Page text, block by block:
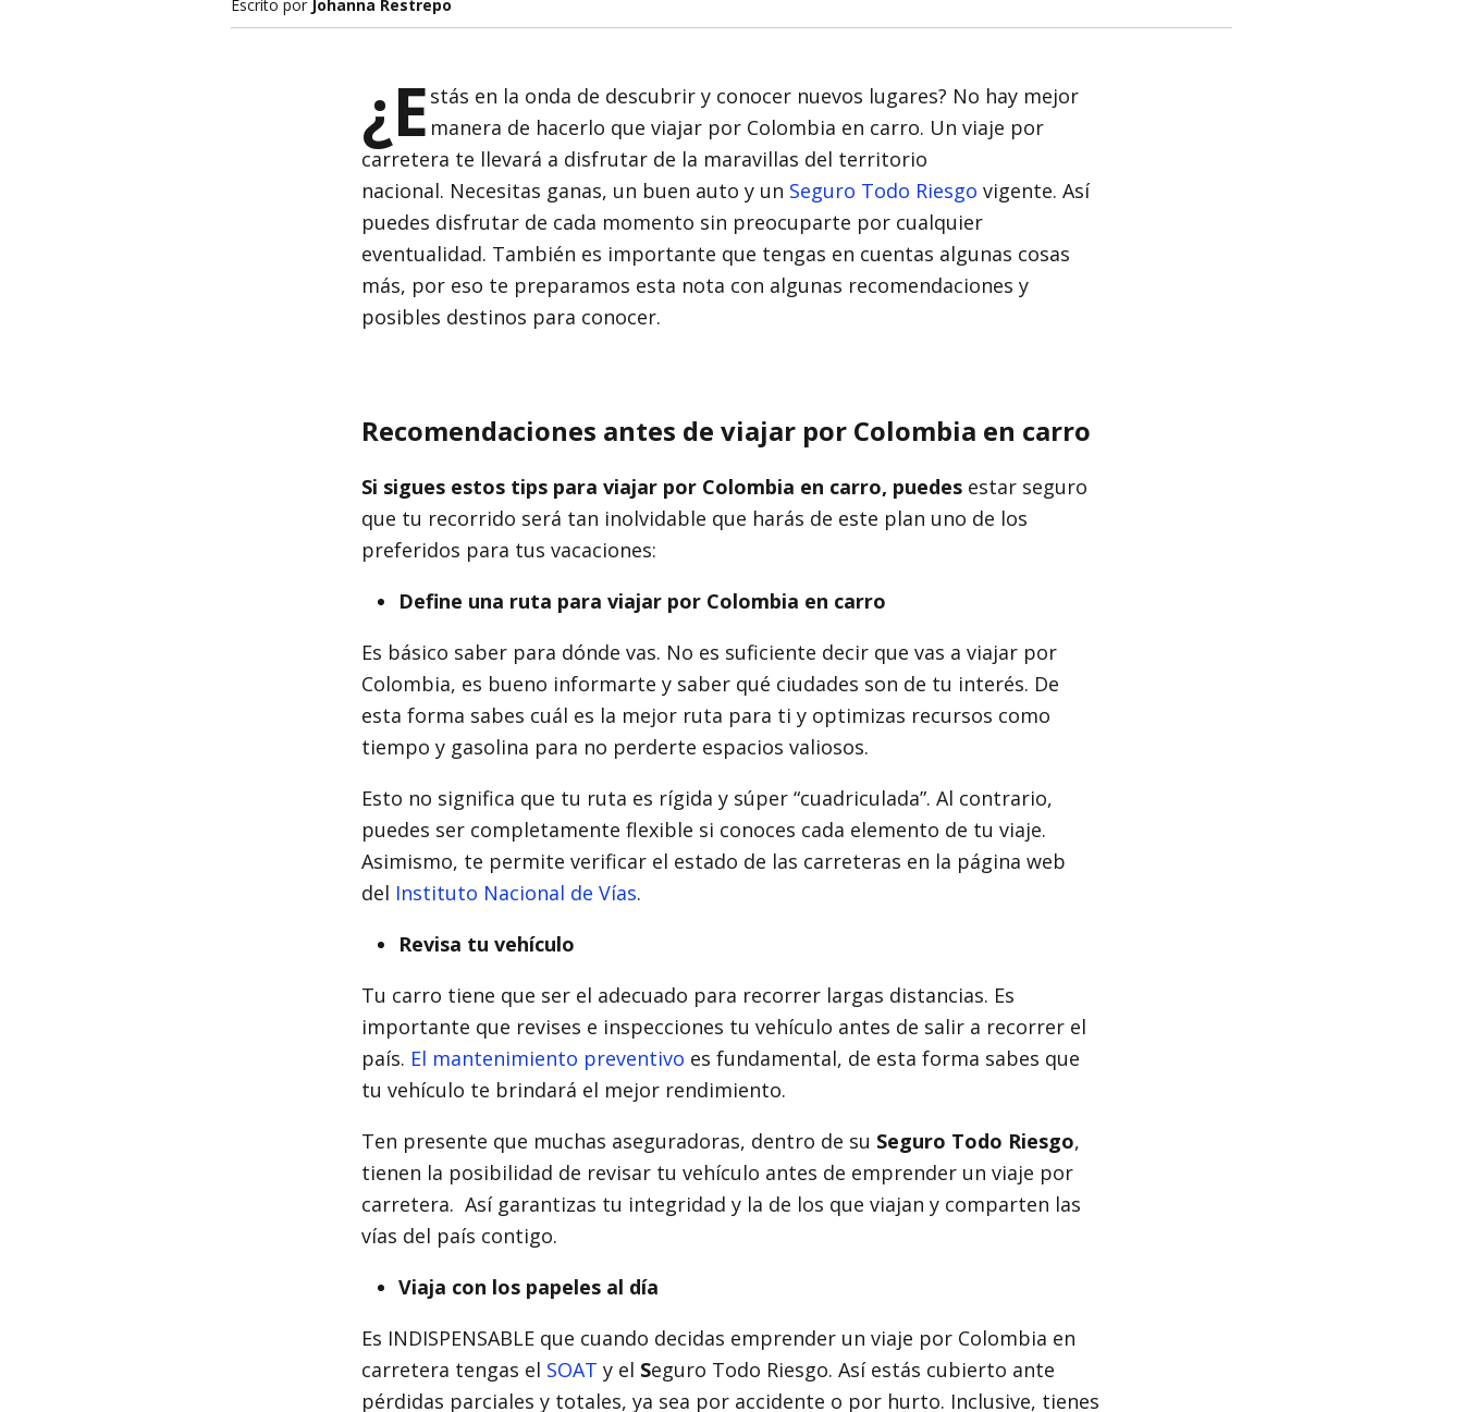
Escrito por Johanna Restrepo
¿E stás en la onda de descubrir y conocer nuevos lugares? No hay mejor
manera de hacerlo que viajar por Colombia en carro. Un viaje por
carretera te llevará a disfrutar de la maravillas del territorio
nacional. Necesitas ganas, un buen auto y un Seguro Todo Riesgo vigente. Así
puedes disfrutar de cada momento sin preocuparte por cualquier
eventualidad. También es importante que tengas en cuentas algunas cosas
más, por eso te preparamos esta nota con algunas recomendaciones y
posibles destinos para conocer.
Recomendaciones antes de viajar por Colombia en carro
Si sigues estos tips para viajar por Colombia en carro, puedes estar seguro
que tu recorrido será tan inolvidable que harás de este plan uno de los
preferidos para tus vacaciones:
Define una ruta para viajar por Colombia en carro
Es básico saber para dónde vas. No es suficiente decir que vas a viajar por
Colombia, es bueno informarte y saber qué ciudades son de tu interés. De
esta forma sabes cuál es la mejor ruta para ti y optimizas recursos como
tiempo y gasolina para no perderte espacios valiosos.
Esto no significa que tu ruta es rígida y súper “cuadriculada”. Al contrario,
puedes ser completamente flexible si conoces cada elemento de tu viaje.
Asimismo, te permite verificar el estado de las carreteras en la página web
del Instituto Nacional de Vías.
Revisa tu vehículo
Tu carro tiene que ser el adecuado para recorrer largas distancias. Es
importante que revises e inspecciones tu vehículo antes de salir a recorrer el
país. El mantenimiento preventivo es fundamental, de esta forma sabes que
tu vehículo te brindará el mejor rendimiento.
Ten presente que muchas aseguradoras, dentro de su Seguro Todo Riesgo,
tienen la posibilidad de revisar tu vehículo antes de emprender un viaje por
carretera. Así garantizas tu integridad y la de los que viajan y comparten las
vías del país contigo.
Viaja con los papeles al día
Es INDISPENSABLE que cuando decidas emprender un viaje por Colombia en
carretera tengas el SOAT y el Seguro Todo Riesgo. Así estás cubierto ante
pérdidas parciales y totales, ya sea por accidente o por hurto. Inclusive, tienes